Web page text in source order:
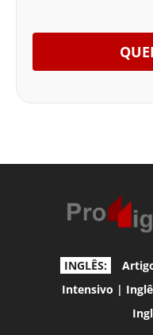
INGLÊS:
Intensivo |